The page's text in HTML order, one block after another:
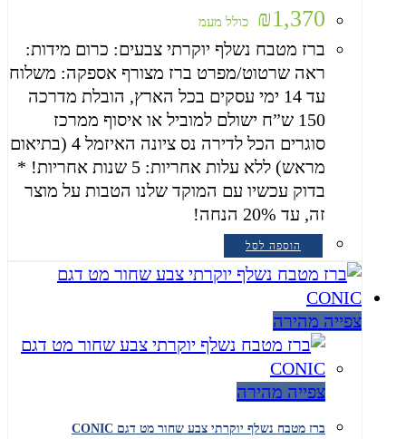
₪1,370 כולל מעמ
ברז מטבח נשלף יוקרתי צבעים: כרום מידות:
ראה שרטוט/מפרט ברז מצורף אספקה: משלוח
עד 14 ימי עסקים בכל הארץ, הובלת מדרכה
150 ש”ח ישולם למוביל או איסוף ממרכז
סוגרים הכל לדירה נס ציונה האיזמל 4 (בתיאום
מראש) ללא עלות אחריות: 5 שנות אחריות! *
בדוק עכשיו עם המוקד שלנו הטבות על מוצר
זה, עד 20% הנחה!
הוספה לסל
צפייה מהירה
צפייה מהירה
ברז מטבח נשלף יוקרתי צבע שחור מט דגם CONIC